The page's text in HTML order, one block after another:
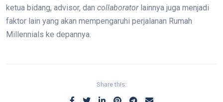
ketua bidang, advisor, dan collaboratorlainnya juga menjadi
faktor lain yang akan mempengaruhi perjalanan Rumah
Millennials ke depannya.
Share this: